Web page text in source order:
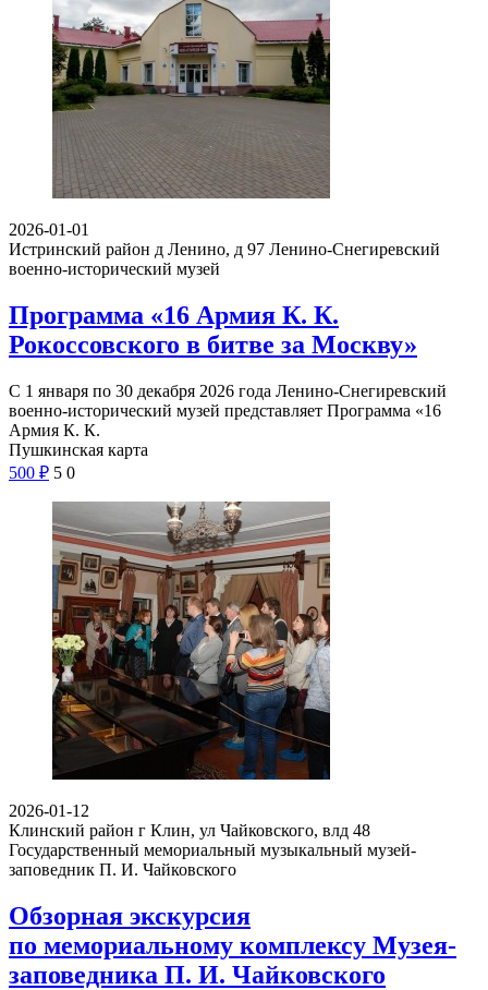
2026-01-01
Истринский район д Ленино, д 97 Ленино-Снегиревский
военно-исторический музей
Программа «16 Армия К. К.
Рокоссовского в битве за Москву»
С 1 января по 30 декабря 2026 года Ленино-Снегиревский
военно-исторический музей представляет Программа «16
Армия К. К.
Пушкинская карта
500 ₽ 5 0
2026-01-12
Клинский район г Клин, ул Чайковского, влд 48
Государственный мемориальный музыкальный музей-
заповедник П. И. Чайковского
Обзорная экскурсия
по мемориальному комплексу Музея-
заповедника П. И. Чайковского